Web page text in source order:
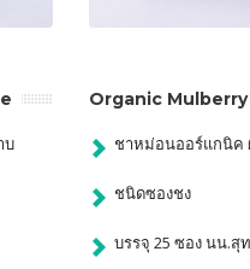
บ
Organic Mulberry
ชาหม่อนออร์แกนิค
ชนิดซองชง
บรรจุ 25 ซอง นน.สุ